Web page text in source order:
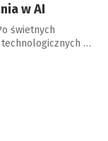
w AI
świetnych
technologicznych …